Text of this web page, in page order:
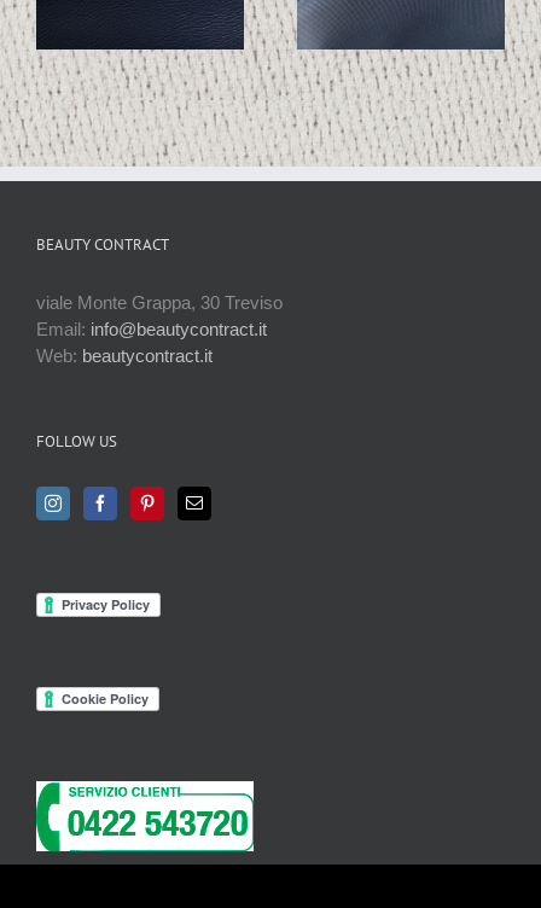
1997
BEAUTY CONTRACT
viale Monte Grappa, 30 Treviso
Email: info@beautycontract.it
Web: beautycontract.it
FOLLOW US